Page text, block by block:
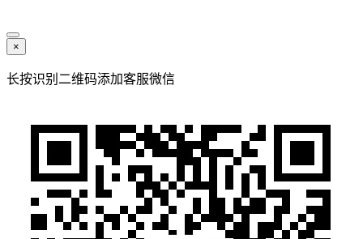
×
长按识别二维码添加客服微信